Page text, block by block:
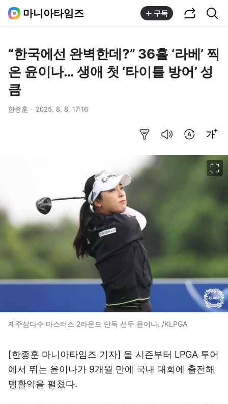
마니아타임즈 구독
“한국에선 완벽한데?” 36홀 ‘라베’ 찍
은 윤이나… 생애 첫 ‘타이틀 방어’ 성
큼
한종훈 2025. 8. 8. 17:16
제주삼다수 마스터스 2라운드 단독 선두 윤이나. /KLPGA
[한종훈 마니아타임즈 기자] 올 시즌부터 LPGA 투어
에서 뛰는 윤이나가 9개월 만에 국내 대회에 출전해
맹활약을 펼쳤다.